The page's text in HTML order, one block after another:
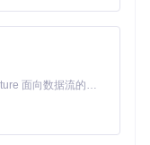
DORA (Dataflow-Oriented Robotic Architecture 面向数据流的机器人架构) 是为 AI 与具身智能机器人打造的高性能开发框架，以数据流范式重构开发逻辑，原生支持分布式部署与端边云协同 —— 无需复杂适配，即可实现一体端到端具身大小脑、VLA等模型部署，无缝衔接感知、推理、控制全链路，让 AI 能力与机器人动作深度融合。 依托 Rust 内核与零拷贝通信技术，它将具身大小脑、VLA等模型推理、多模态数据融合延迟压缩至微秒级，同时兼容 ROS2 生态与国产 AI 芯片，彻底降低具身智能机器人的开发门槛，让分布式部署下的 AI 赋能创新更高效、更灵活。